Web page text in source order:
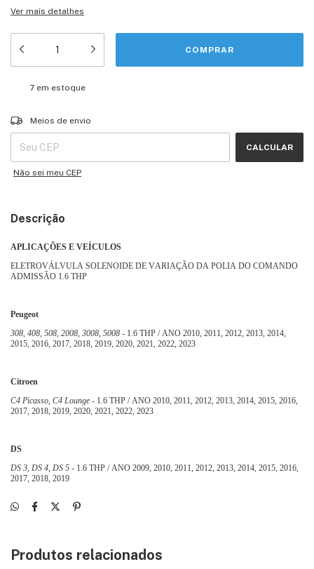
Ver mais detalhes
7 em estoque
Entregas para o CEP:
Meios de envio
CALCULAR
Não sei meu CEP
Descrição
APLICAÇÕES E VEÍCULOS
ELETROVÁLVULA SOLENOIDE DE VARIAÇÃO DA POLIA DO COMANDO
ADMISSÃO 1.6 THP
Peugeot
308, 408, 508, 2008, 3008, 5008 - 1.6 THP / ANO 2010, 2011, 2012, 2013, 2014,
2015, 2016, 2017, 2018, 2019, 2020, 2021, 2022, 2023
Citroen
C4 Picasso, C4 Lounge - 1.6 THP / ANO 2010, 2011, 2012, 2013, 2014, 2015, 2016,
2017, 2018, 2019, 2020, 2021, 2022, 2023
DS
DS 3, DS 4, DS 5 - 1.6 THP / ANO 2009, 2010, 2011, 2012, 2013, 2014, 2015, 2016,
2017, 2018, 2019
Produtos relacionados